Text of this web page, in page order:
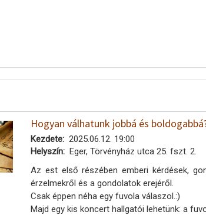
Hogyan válhatunk jobbá és
Kezdete
2025.06.12. 19:00
Helyszín
Eger, Törvényház utca 25. fszt. 2.
Az est első részében emberi kérdések,
érzelmekről és a gondolatok erejéről.
Csak éppen néha egy fuvola válaszol.:)
Majd egy kis koncert hallgatói lehetünk: a